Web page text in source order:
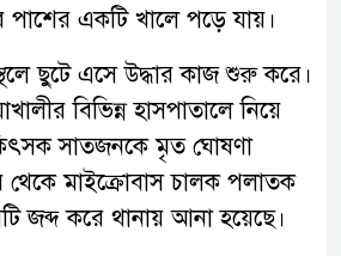
পাশের একটি খালে পড়ে যায়।
ছুটে এসে উদ্ধার কাজ শুরু করে।
বিভিন্ন হাসপাতালে নিয়ে
সাতজনকে মৃত ঘোষণা
থেকে মাইক্রোবাস চালক পলাতক
জব্দ করে থানায় আনা হয়েছে।